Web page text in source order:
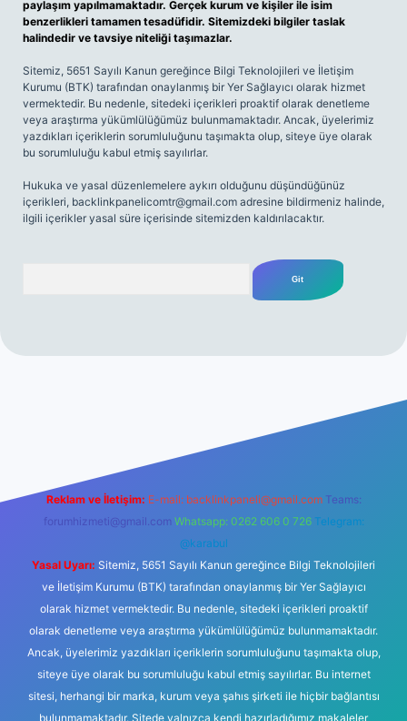
paylaşım yapılmamaktadır. Gerçek kurum ve kişiler ile isim
benzerlikleri tamamen tesadüfidir. Sitemizdeki bilgiler taslak
halindedir ve tavsiye niteliği taşımazlar.
Sitemiz, 5651 Sayılı Kanun gereğince Bilgi Teknolojileri ve İletişim
Kurumu (BTK) tarafından onaylanmış bir Yer Sağlayıcı olarak hizmet
vermektedir. Bu nedenle, sitedeki içerikleri proaktif olarak denetleme
veya araştırma yükümlülüğümüz bulunmamaktadır. Ancak, üyelerimiz
yazdıkları içeriklerin sorumluluğunu taşımakta olup, siteye üye olarak
bu sorumluluğu kabul etmiş sayılırlar.
Hukuka ve yasal düzenlemelere aykırı olduğunu düşündüğünüz
içerikleri, backlinkpanelicomtr@gmail.com adresine bildirmeniz halinde,
ilgili içerikler yasal süre içerisinde sitemizden kaldırılacaktır.
Reklam ve İletişim: E-mail: backlinkpaneli@gmail.com Teams:
forumhizmeti@gmail.com Whatsapp: 0262 606 0 726 Telegram:
@karabul
Yasal Uyarı: Sitemiz, 5651 Sayılı Kanun gereğince Bilgi Teknolojileri
ve İletişim Kurumu (BTK) tarafından onaylanmış bir Yer Sağlayıcı
olarak hizmet vermektedir. Bu nedenle, sitedeki içerikleri proaktif
olarak denetleme veya araştırma yükümlülüğümüz bulunmamaktadır.
Ancak, üyelerimiz yazdıkları içeriklerin sorumluluğunu taşımakta olup,
siteye üye olarak bu sorumluluğu kabul etmiş sayılırlar. Bu internet
sitesi, herhangi bir marka, kurum veya şahıs şirketi ile hiçbir bağlantısı
bulunmamaktadır. Sitede yalnızca kendi hazırladığımız makaleler